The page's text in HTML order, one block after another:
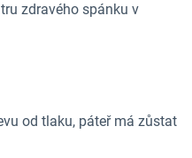
zdravého spánku v
od tlaku, páteř má zůstat